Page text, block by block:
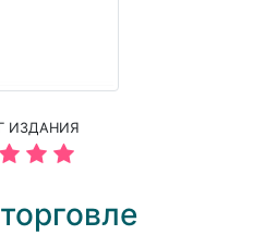
ИЗДАНИЯ